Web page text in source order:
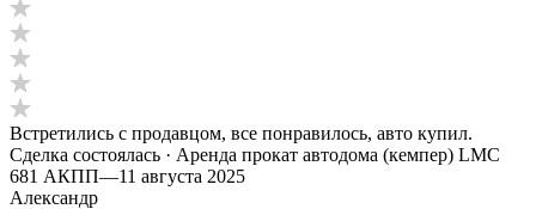
Встретились с продавцом, все понравилось, авто купил.
Сделка состоялась · Аренда прокат автодома (кемпер) LMC
681 АКПП—11 августа 2025
Александр